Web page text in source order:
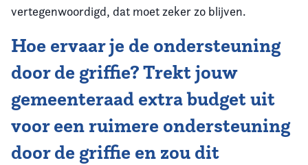
vertegenwoordigd, dat moet zeker zo blijven.
Hoe ervaar je de ondersteuning
door de griffie? Trekt jouw
gemeenteraad extra budget uit
voor een ruimere ondersteuning
door de griffie en zou dit